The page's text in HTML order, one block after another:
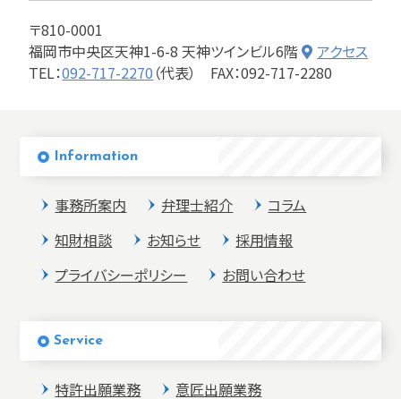
〒810-0001
福岡市中央区天神1-6-8 天神ツインビル6階
アクセス
TEL：092-717-2270 （代表） FAX：092-717-2280
Information
事務所案内 弁理士紹介
コラム
知財相談
お知らせ
採用情報
プライバシーポリシー
お問い合わせ
Service
特許出願業務 意匠出願業務